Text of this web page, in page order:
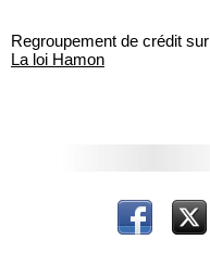
Regroupement de crédit sur
La loi Hamon